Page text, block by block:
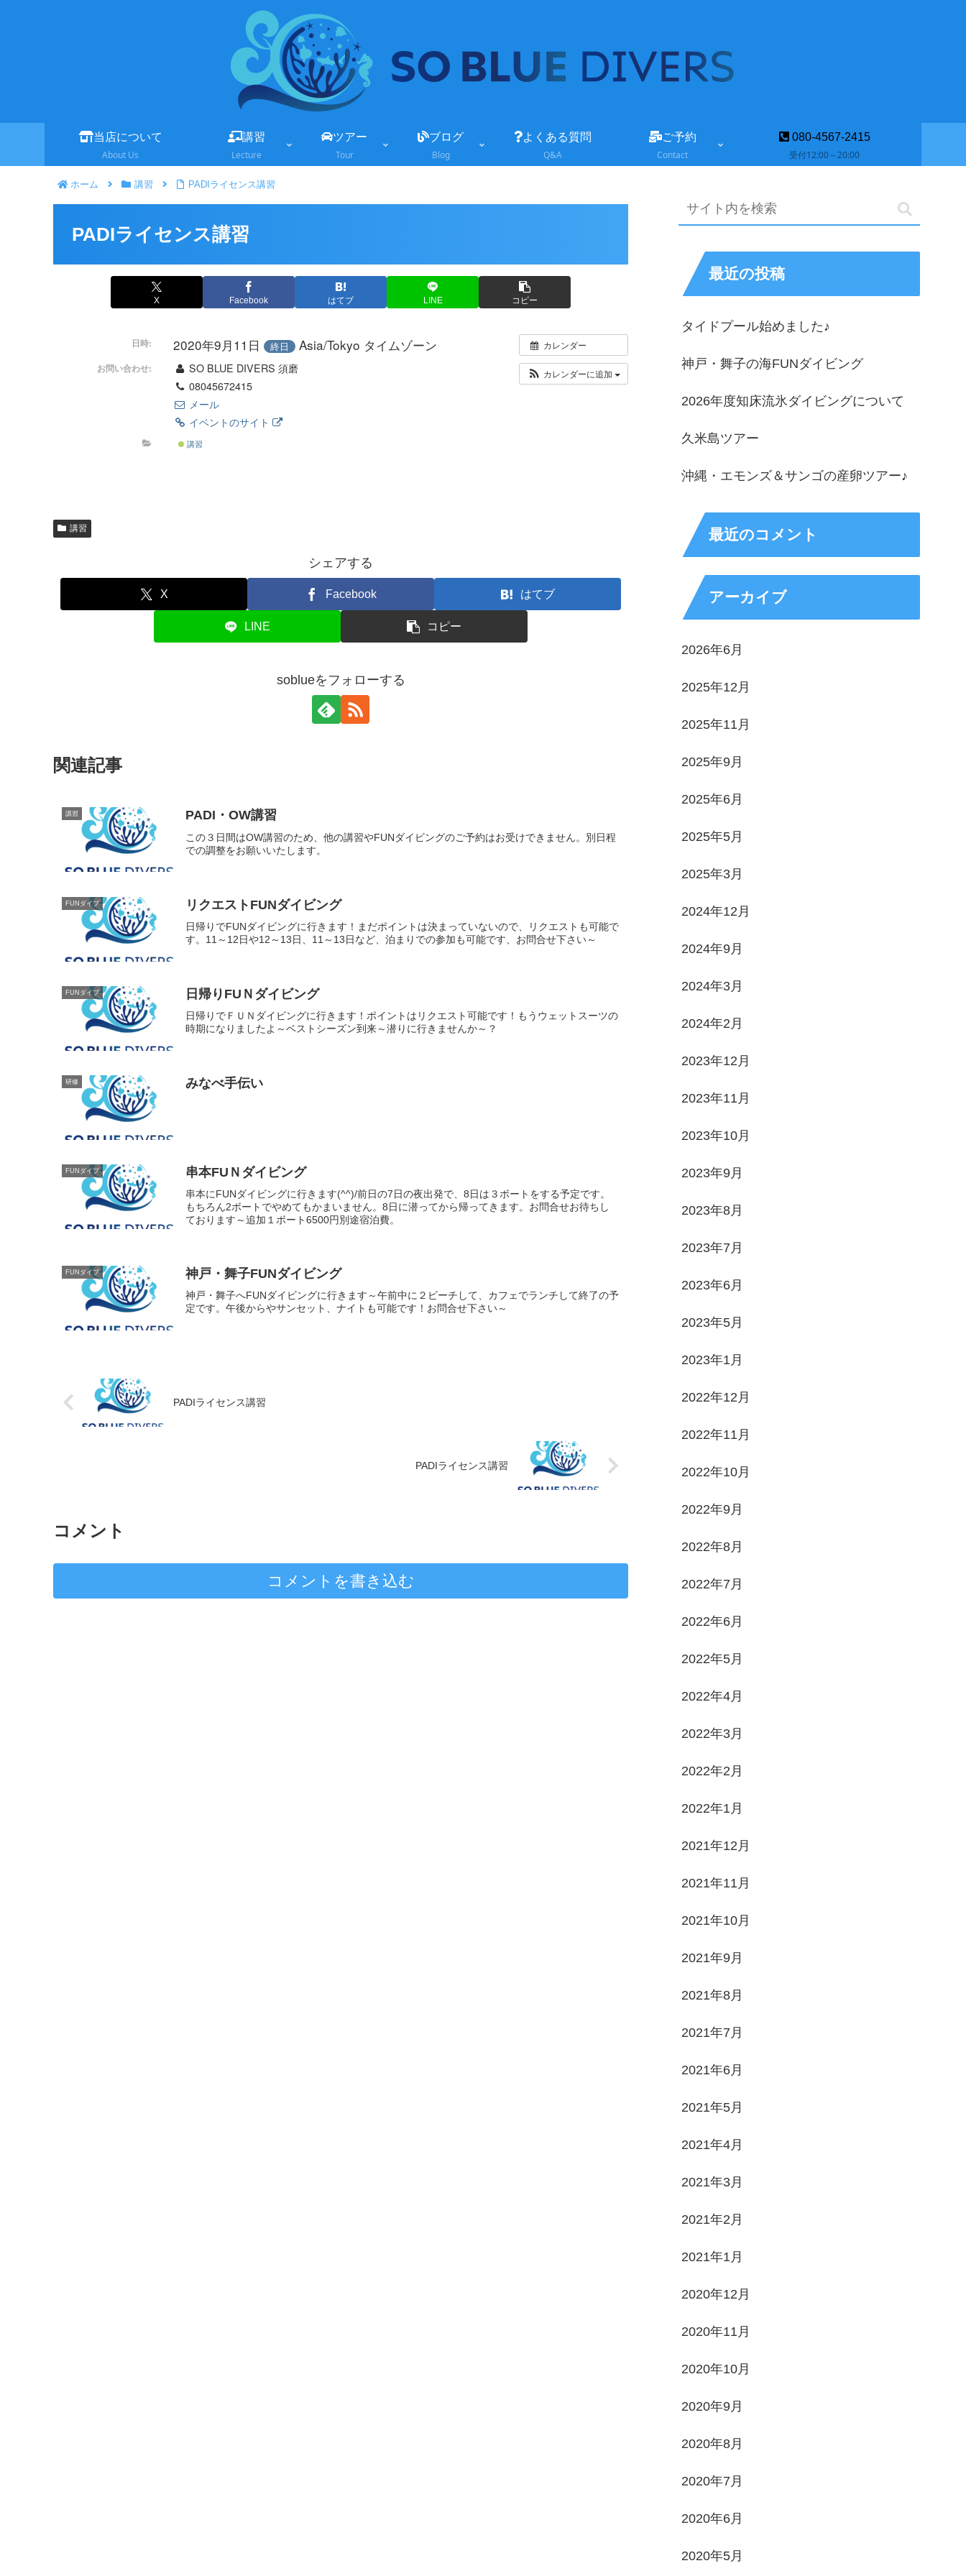
当店について
About Us
講習
Lecture
ツアー
Tour
ブログ
Blog
よくある質問
Q&A
ご予約
Contact
080-4567-2415
受付12:00～20:00
ホーム 講習 PADIライセンス講習
PADIライセンス講習
X Facebook はてブ LINE コピー
カレンダー
カレンダーに追加
日時: 2020年9月11日 終日 Asia/Tokyo タイムゾーン
お問い合わせ:
SO BLUE DIVERS 須磨
08045672415
メール
イベントのサイト
講習
講習
シェアする
X Facebook はてブ
LINE コピー
soblueをフォローする
関連記事
講習 PADI・OW講習
この３日間はOW講習のため、他の講習やFUNダイビングのご予約はお受けできません。別日程
での調整をお願いいたします。
FUNダイブ リクエストFUNダイビング
日帰りでFUNダイビングに行きます！まだポイントは決まっていないので、リクエストも可能で
す。11～12日や12～13日、11～13日など、泊まりでの参加も可能です、お問合せ下さい～
FUNダイブ 日帰りFUＮダイビング
日帰りでＦＵＮダイビングに行きます！ポイントはリクエスト可能です！もうウェットスーツの
時期になりましたよ～ベストシーズン到来～潜りに行きませんか～？
研修 みなべ手伝い
FUNダイブ 串本FUＮダイビング
串本にFUNダイビングに行きます(^^)/前日の7日の夜出発で、8日は３ボートをする予定です。
もちろん2ボートでやめてもかまいません。8日に潜ってから帰ってきます。お問合せお待ちし
ております～追加１ボート6500円別途宿泊費。
FUNダイブ 神戸・舞子FUNダイビング
神戸・舞子へFUNダイビングに行きます～午前中に２ビーチして、カフェでランチして終了の予
定です。午後からやサンセット、ナイトも可能です！お問合せ下さい～
PADIライセンス講習
PADIライセンス講習
コメント
コメントを書き込む
最近の投稿
タイドプール始めました♪
神戸・舞子の海FUNダイビング
2026年度知床流氷ダイビングについて
久米島ツアー
沖縄・エモンズ＆サンゴの産卵ツアー♪
最近のコメント
アーカイブ
2026年6月
2025年12月
2025年11月
2025年9月
2025年6月
2025年5月
2025年3月
2024年12月
2024年9月
2024年3月
2024年2月
2023年12月
2023年11月
2023年10月
2023年9月
2023年8月
2023年7月
2023年6月
2023年5月
2023年1月
2022年12月
2022年11月
2022年10月
2022年9月
2022年8月
2022年7月
2022年6月
2022年5月
2022年4月
2022年3月
2022年2月
2022年1月
2021年12月
2021年11月
2021年10月
2021年9月
2021年8月
2021年7月
2021年6月
2021年5月
2021年4月
2021年3月
2021年2月
2021年1月
2020年12月
2020年11月
2020年10月
2020年9月
2020年8月
2020年7月
2020年6月
2020年5月